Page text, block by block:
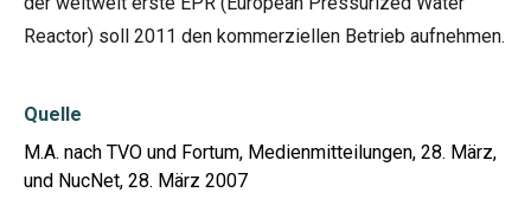
Reactor) soll 2011 den kommerziellen Betrieb aufnehmen.
Quelle
M.A. nach TVO und Fortum, Medienmitteilungen, 28. März,
und NucNet, 28. März 2007